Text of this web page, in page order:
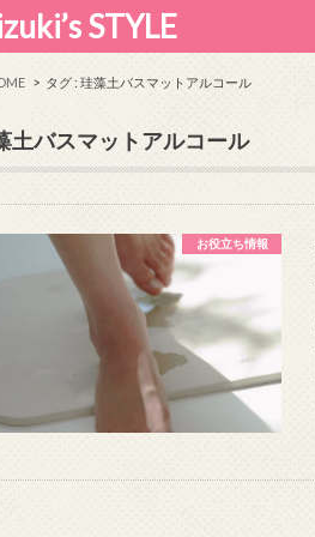
STYLE
タグ : 珪藻土バスマットアルコール
土バスマットアルコール
お役立ち情報